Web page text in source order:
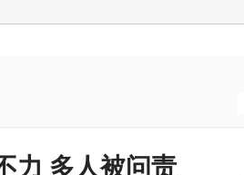
力 多人被问责